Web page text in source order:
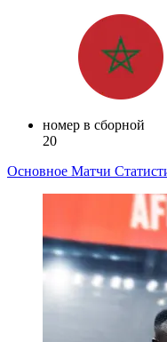
номер в сборной
20
Основное Матчи